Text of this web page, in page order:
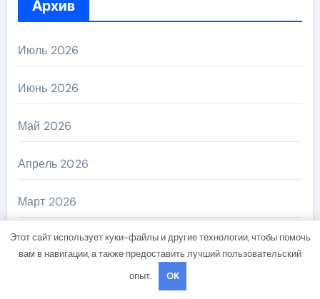
Архив
Июль 2026
Июнь 2026
Май 2026
Апрель 2026
Март 2026
Февраль 2026
Этот сайт использует куки-файлы и другие технологии, чтобы помочь
вам в навигации, а также предоставить лучший пользовательский
опыт.
OK